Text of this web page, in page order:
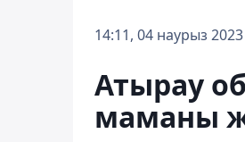
14:11, 04 наурыз 2023
Атырау
маманы